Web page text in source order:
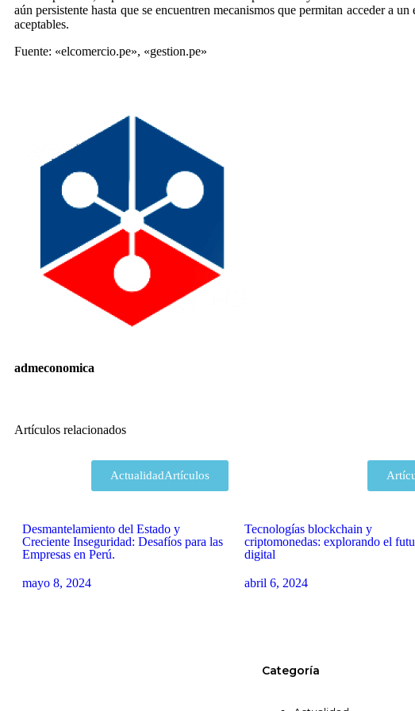
aún persistente hasta que se encuentren mecanismos que permitan acceder a
aceptables.
Fuente: «elcomercio.pe», «gestion.pe»
admeconomica
Artículos relacionados
ActualidadArtículos
Desmantelamiento del Estado y
Creciente Inseguridad: Desafíos para las
Empresas en Perú.
mayo 8, 2024
Tecnologías blockchain y
criptomonedas: explorando el
digital
abril 6, 2024
Categoría